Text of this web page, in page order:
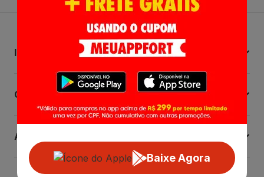
Baixe Agora
Institucional
Central de Ajuda
Atendimento